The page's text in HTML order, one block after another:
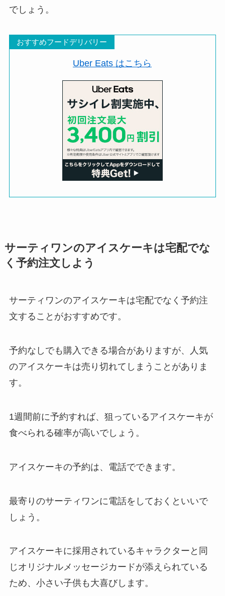
でしょう。
おすすめフードデリバリー
Uber Eats はこちら
サーティワンのアイスケーキは宅配でな
く予約注文しよう
サーティワンのアイスケーキは宅配でなく予約注
文することがおすすめです。
予約なしでも購入できる場合がありますが、人気
のアイスケーキは売り切れてしまうことがありま
す。
1週間前に予約すれば、狙っているアイスケーキが
食べられる確率が高いでしょう。
アイスケーキの予約は、電話でできます。
最寄りのサーティワンに電話をしておくといいで
しょう。
アイスケーキに採用されているキャラクターと同
じオリジナルメッセージカードが添えられている
ため、小さい子供も大喜びします。